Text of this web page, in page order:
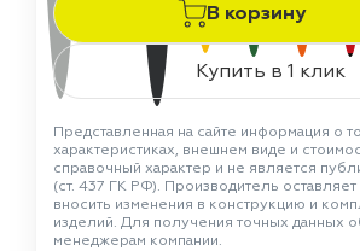
В корзину
Купить в 1 клик
Представленная на сайте информация о
характеристиках, внешнем виде и
справочный характер и не является
(ст. 437 ГК РФ). Производитель
вносить изменения в конструкцию и
изделий. Для получения точных данных
менеджерам компании.